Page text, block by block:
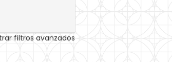
filtros avanzados